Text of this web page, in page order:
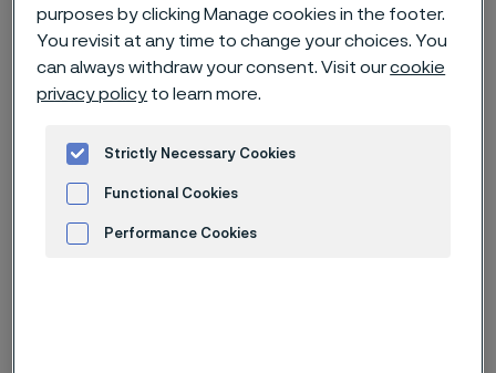
Tube & pipe
purposes by clicking Manage cookies in the footer.
You revisit at any time to change your choices. You
can always withdraw your consent. Visit ourcookie
privacy policy to learn more.
Strictly Necessary Cookies
Functional Cookies
Performance Cookies